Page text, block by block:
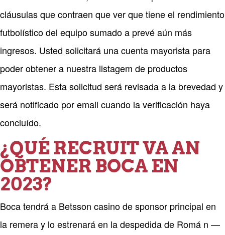
cláusulas que contraen que ver que tiene el rendimiento
futbolístico del equipo sumado a prevé aún más
ingresos. Usted solicitará una cuenta mayorista para
poder obtener a nuestra listagem de productos
mayoristas. Esta solicitud será revisada a la brevedad y
será notificado por email cuando la verificación haya
concluído.
¿QUÉ RECRUIT VA AN
OBTENER BOCA EN
2023?
Boca tendrá a Betsson casino de sponsor principal en
la remera y lo estrenará en la despedida de Romá n —